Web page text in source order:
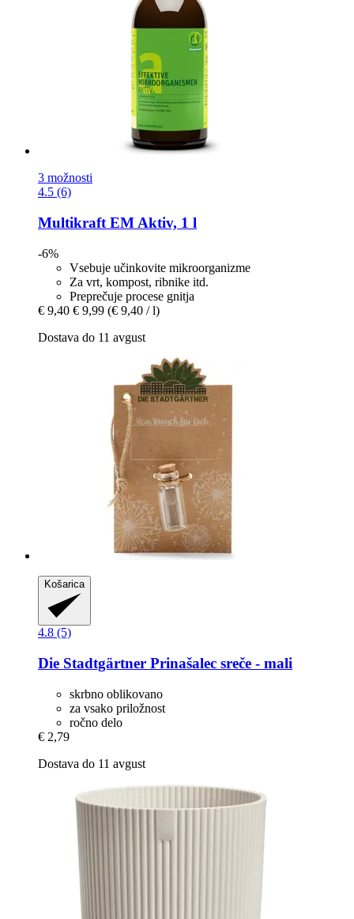
3 možnosti
4.5 (6)
Multikraft EM Aktiv, 1 l
-6%
Vsebuje učinkovite mikroorganizme
Za vrt, kompost, ribnike itd.
Preprečuje procese gnitja
€ 9,40 € 9,99 (€ 9,40 / l)
Dostava do 11 avgust
Košarica
4.8 (5)
Die Stadtgärtner Prinašalec sreče -​ mali
skrbno oblikovano
za vsako priložnost
ročno delo
€ 2,79
Dostava do 11 avgust